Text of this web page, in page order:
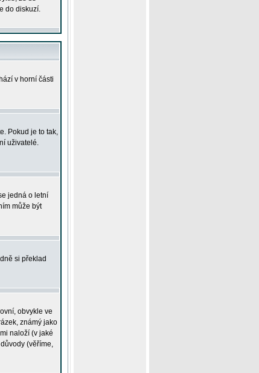
do diskuzí.
v horní části
Pokud je to tak,
uživatelé.
jedná o letní
může být
si překlad
obvykle ve
známý jako
naloží (v jaké
(věříme,